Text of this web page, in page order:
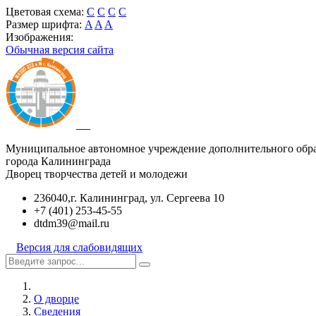
Цветовая схема: C C C C
Размер шрифта: A A A
Изображения:
Обычная версия сайта
Муниципальное автономное учреждение дополнительного
города Калининграда
Дворец творчества детей и молодежи
236040,г. Калининград, ул. Сергеева 10
+7 (401) 253-45-55
dtdm39@mail.ru
Версия для слабовидящих
О дворце
Сведения